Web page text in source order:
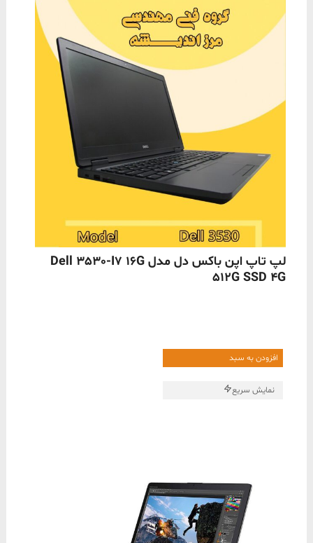
ناموجود
لپ تاپ اپن باکس دل مدل Dell 3530-I7 16G
512G SSD 4G
افزودن به سبد
نمایش سریع